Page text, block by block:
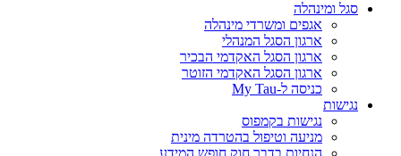
סגל ומינהלה
אגפים ומשרדי מינהלה
ארגון הסגל המנהלי
ארגון הסגל האקדמי הבכיר
ארגון הסגל האקדמי הזוטר
כניסה ל-My Tau
נגישות
נגישות בקמפוס
מניעה וטיפול בהטרדה מינית